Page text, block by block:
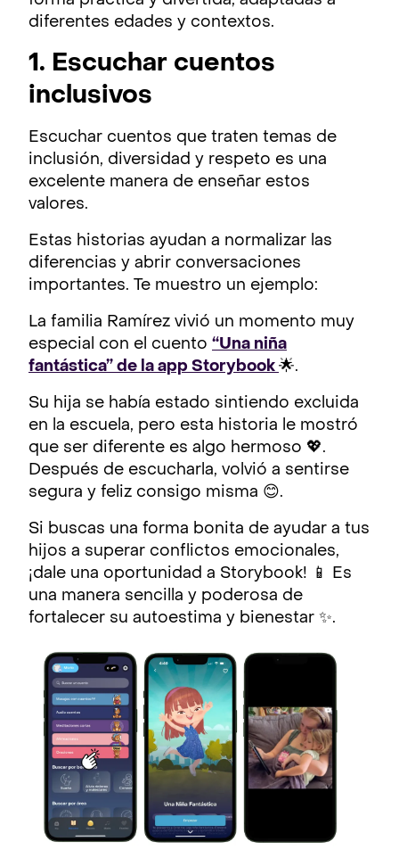
diferentes edades y contextos.
1. Escuchar cuentos
inclusivos
Escuchar cuentos que traten temas de
inclusión, diversidad y respeto es una
excelente manera de enseñar estos
valores.
Estas historias ayudan a normalizar las
diferencias y abrir conversaciones
importantes. Te muestro un ejemplo:
La familia Ramírez vivió un momento muy
especial con el cuento “Una niña
fantástica” de la app Storybook 🌟.
Su hija se había estado sintiendo excluida
en la escuela, pero esta historia le mostró
que ser diferente es algo hermoso 💖.
Después de escucharla, volvió a sentirse
segura y feliz consigo misma 😊.
Si buscas una forma bonita de ayudar a tus
hijos a superar conflictos emocionales,
¡dale una oportunidad a Storybook! 📱 Es
una manera sencilla y poderosa de
fortalecer su autoestima y bienestar ✨.